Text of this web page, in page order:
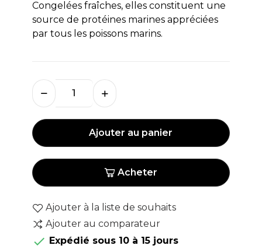
Congelées fraîches, elles constituent une
source de protéines marines appréciées
par tous les poissons marins.
Ajouter au panier
Acheter
Ajouter à la liste de souhaits
Ajouter au comparateur
 Expédié sous 10 à 15 jours